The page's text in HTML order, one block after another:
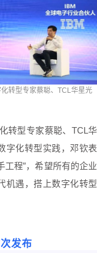
转型专家蔡聪、TCL华星光
转型专家蔡聪、TCL华
字化转型实践，邓钦表
工程”，希望所有的企业
机遇，搭上数字化转型
发布